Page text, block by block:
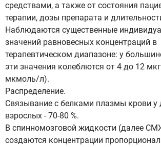
средствами, а также от состояния
терапии, дозы препарата и
Наблюдаются существенные
значений равновесных концентраций в
терапевтическом диапазоне: у
эти значения колеблются от 4 до 12
мкмоль/л).
Распределение.
Связывание с белками плазмы крови у
взрослых - 70-80 %.
В спинномозговой жидкости (далее
создаются концентрации